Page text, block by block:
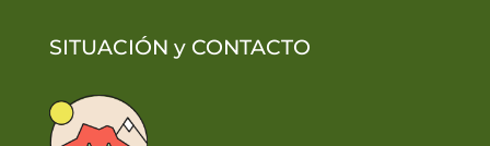
SITUACIÓN y CONTACTO